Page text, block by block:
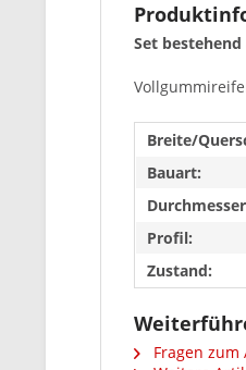
Set
Breite/
Bauart:
Profil:
Zustand:
Fragen zum